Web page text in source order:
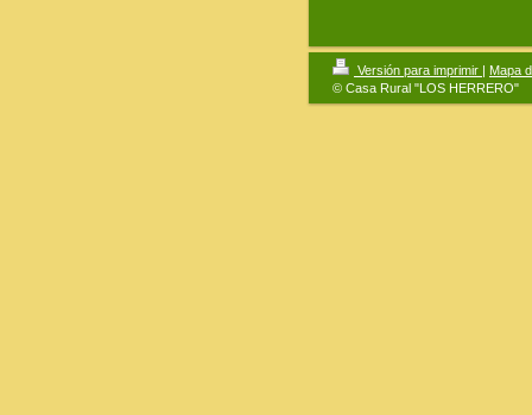
Versión para imprimir | Mapa
© Casa Rural "LOS HERRERO"